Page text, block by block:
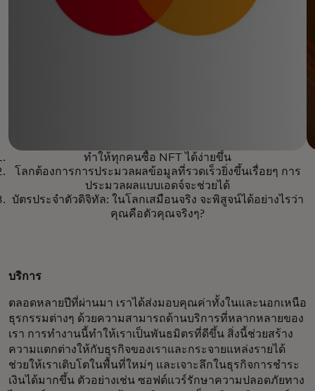
ทำให้ทุกคนซื้อ NFT ได้ง่ายขึ้น
โลกต้องการการประมวลผลข้อมูลที่รวดเร็วยิ่งขึ้นเรื่อยๆ การ
ประมวลผลแบบเอดจ์จะช่วยได้
บัตรประจำตัวดิจิทัล: ในโลกเสมือนจริง จะพิสูจน์ได้อย่างไรว่า
คุณคือตัวคุณจริงๆ?
บริการ
ตลอดหลายปีที่ผ่านมา เราได้ส่งมอบคุณค่าทั้งในและนอกเหนือ
ธุรกรรมต่างๆ ด้วยความสามารถด้านบริการที่หลากหลายของ
เรา การทำงานนี้ทำให้เราเป็นพันธมิตรที่ดีขึ้น สิ่งนี้ช่วยสร้าง
ความแตกต่างให้กับธุรกิจของเราและกระจายแหล่งรายได้
ช่วยให้เราเติบโตในพื้นที่ใหม่ๆ และเจาะลึกในธุรกิจการชำระ
เงินได้มากขึ้น ตัวอย่างเช่น ซอฟต์แวร์รักษาความปลอดภัยทาง